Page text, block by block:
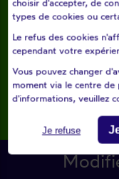
Saint-pathus
Villeneuve-sous-
Pour un dépannage
choisir d'accepter, de
types de cookies ou
Le refus des cookies
cependant votre
Vous pouvez changer
moment via le centre de
d'informations, veuillez
Je refuse